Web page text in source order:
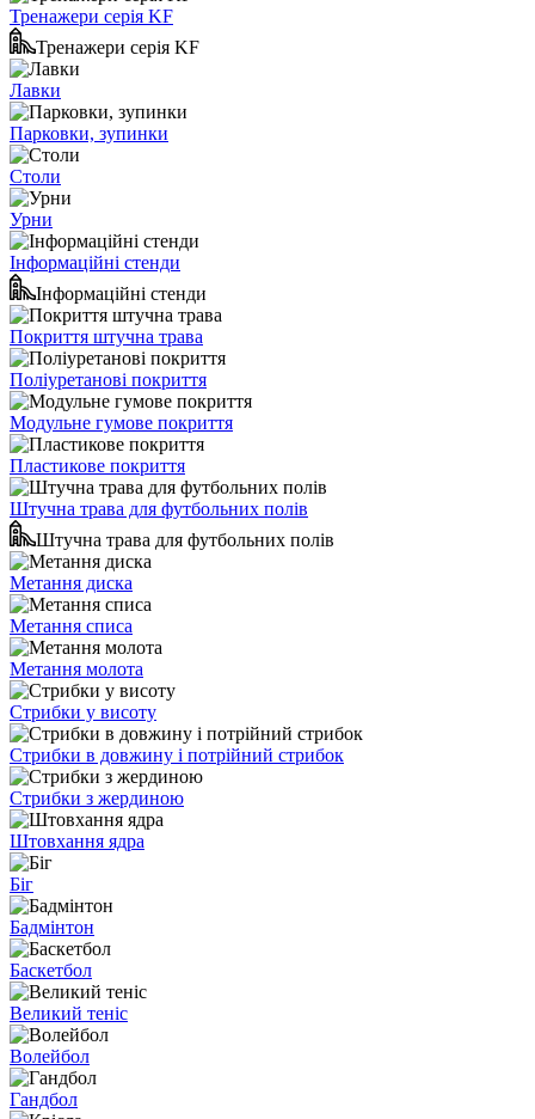
Тренажери серія KF
Тренажери серія KF
Лавки
Парковки, зупинки
Столи
Урни
Інформаційні стенди
Інформаційні стенди
Покриття штучна трава
Поліуретанові покриття
Модульне гумове покриття
Пластикове покриття
Штучна трава для футбольних полів
Штучна трава для футбольних полів
Метання диска
Метання списа
Метання молота
Стрибки у висоту
Стрибки в довжину і потрійний стрибок
Стрибки з жердиною
Штовхання ядра
Біг
Бадмінтон
Баскетбол
Великий теніс
Волейбол
Гандбол